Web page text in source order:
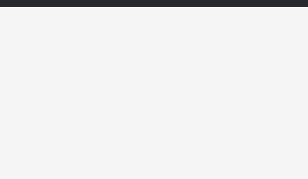
предпочтительного времени и способа для контакта,